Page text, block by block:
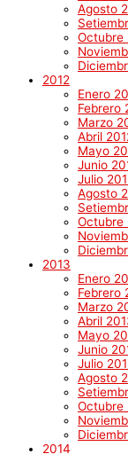
Agosto
Octubre
2012
Enero
Febrero
Marzo
Abril
Mayo
Junio
Julio
Agosto
Octubre
2013
Enero
Febrero
Marzo
Abril
Mayo
Junio
Julio
Agosto
Octubre
2014